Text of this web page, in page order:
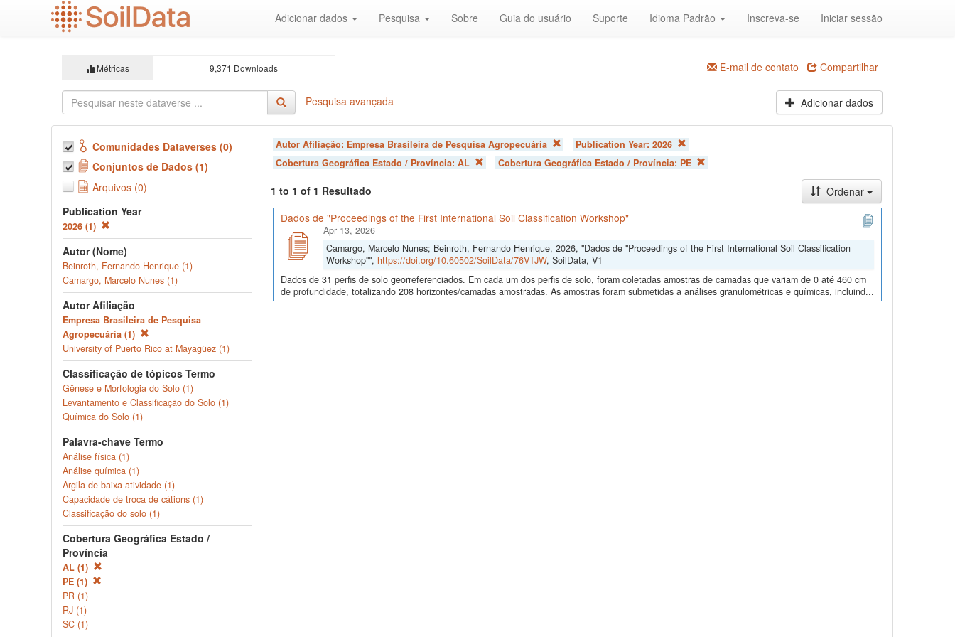
Adicionar dados Pesquisa Sobre Guia do usuário Suporte Idioma Padrão Inscreva-se Iniciar sessão
Métricas 9,371 Downloads E-mail de contato Compartilhar
Pesquisa avançada Adicionar dados
Comunidades Dataverses (0)
Conjuntos de Dados (1)
Arquivos (0)
Publication Year
2026 (1)
Autor (Nome)
Beinroth, Fernando Henrique (1)
Camargo, Marcelo Nunes (1)
Autor Afiliação
Empresa Brasileira de Pesquisa
Agropecuária (1)
University of Puerto Rico at Mayagüez (1)
Classificação de tópicos Termo
Gênese e Morfologia do Solo (1)
Levantamento e Classificação do Solo (1)
Química do Solo (1)
Palavra-chave Termo
Análise física (1)
Análise química (1)
Argila de baixa atividade (1)
Capacidade de troca de cátions (1)
Classificação do solo (1)
Cobertura Geográfica Estado /
Província
AL (1)
PE (1)
PR (1)
RJ (1)
SC (1)
Autor Afiliação: Empresa Brasileira de Pesquisa Agropecuária Publication Year: 2026
Cobertura Geográfica Estado / Província: AL Cobertura Geográfica Estado / Província: PE
1 to 1 of 1 Resultado
Ordenar
Dados de "Proceedings of the First International Soil Classification Workshop"
Apr 13, 2026
Camargo, Marcelo Nunes; Beinroth, Fernando Henrique, 2026, "Dados de "Proceedings of the First International Soil Classification
Workshop"", https://doi.org/10.60502/SoilData/76VTJW, SoilData, V1
Dados de 31 perfis de solo georreferenciados. Em cada um dos perfis de solo, foram coletadas amostras de camadas que variam de 0 até 460 cm
de profundidade, totalizando 208 horizontes/camadas amostradas. As amostras foram submetidas a análises granulométricas e químicas, incluind...